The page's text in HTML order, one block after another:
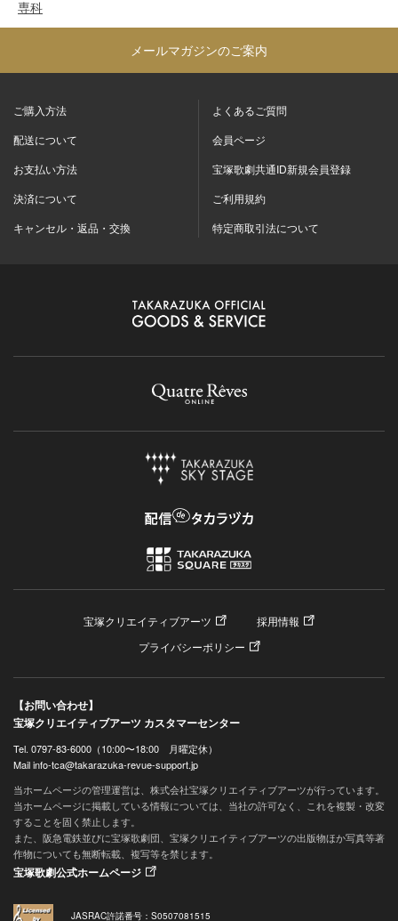
専科
メールマガジンのご案内
ご購入方法
配送について
お支払い方法
決済について
キャンセル・返品・交換
よくあるご質問
会員ページ
宝塚歌劇共通ID新規会員登録
ご利用規約
特定商取引法について
宝塚クリエイティブアーツ
採用情報
プライバシーポリシー
【お問い合わせ】
宝塚クリエイティブアーツ カスタマーセンター
Tel. 0797-83-6000（10:00〜18:00 月曜定休）
Mail info-tca@takarazuka-revue-support.jp
当ホームページの管理運営は、株式会社宝塚クリエイティブアーツが行っています。
当ホームページに掲載している情報については、当社の許可なく、これを複製・改変
することを固く禁止します。
また、阪急電鉄並びに宝塚歌劇団、宝塚クリエイティブアーツの出版物ほか写真等著
作物についても無断転載、複写等を禁じます。
宝塚歌劇公式ホームページ
JASRAC許諾番号：S0507081515